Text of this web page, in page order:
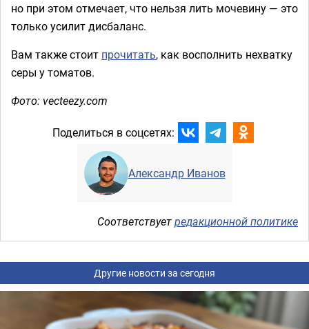
но при этом отмечает, что нельзя лить мочевину — это
только усилит дисбаланс.
Вам также стоит прочитать, как восполнить нехватку
серы у томатов.
Фото: vecteezy.com
Поделиться в соцсетях:
Александр Иванов
Соответствуетредакционной политике
Другие новости за сегодня